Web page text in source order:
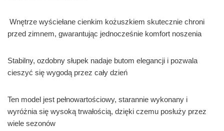
Wnętrze wyściełane cienkim kożuszkiem skutecznie chroni
przed zimnem, gwarantując jednocześnie komfort noszenia
Stabilny, ozdobny słupek nadaje butom elegancji i pozwala
cieszyć się wygodą przez cały dzień
Ten model jest pełnowartościowy, starannie wykonany i
wyróżnia się wysoką trwałością, dzięki czemu posłuży przez
wiele sezonów